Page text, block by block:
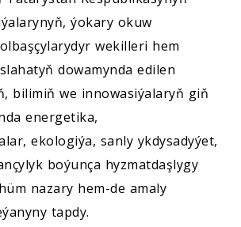
ýokary okuw
wekilleri hem
dowamynda edilen
bilimiň we innowasiýalaryň giň
energetika,
ekologiýa, sanly ykdysadyýet,
boýunça hyzmatdaşlygy
nazary hem-de amaly
tapdy.